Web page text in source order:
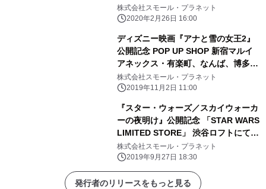
が盛りだくさん♪
株式会社スモール・プラネット
2020年2月26日 16:00
ディズニー映画『アナと雪の女王2』
公開記念 POP UP SHOP 新宿マルイ
アネックス・有楽町、なんば、博多マ
ルイにて 11/3（日・祝）より期間限定
で順次オープン！
株式会社スモール・プラネット
2019年11月2日 11:00
『スター・ウォーズ／スカイウォーカ
ーの夜明け』公開記念 「STAR WARS
LIMITED STORE」 渋谷ロフトにて10
月4日（金）よりオープン！ “FORCE
FRIDAY III”に合わせ午前0時1分から
もオープン！
株式会社スモール・プラネット
2019年9月27日 18:30
発行者のリリースをもっと見る